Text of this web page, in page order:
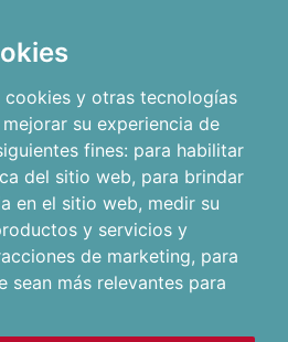
y otras tecnologías
su experiencia de
fines: para habilitar
del sitio web, para brindar
en el sitio web, medir su
y servicios y
de marketing, para
sean más relevantes para